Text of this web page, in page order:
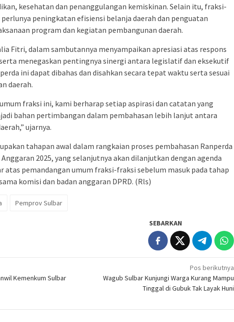
kesehatan dan penanggulangan kemiskinan. Selain itu, fraksi-
peningkatan efisiensi belanja daerah dan penguatan
program dan kegiatan pembangunan daerah.
Fitri, dalam sambutannya menyampaikan apresiasi atas respons
menegaskan pentingnya sinergi antara legislatif dan eksekutif
ini dapat dibahas dan disahkan secara tepat waktu serta sesuai
daerah.
fraksi ini, kami berharap setiap aspirasi dan catatan yang
bahan pertimbangan dalam pembahasan lebih lanjut antara
ujarnya.
tahapan awal dalam rangkaian proses pembahasan Ranperda
2025, yang selanjutnya akan dilanjutkan dengan agenda
atas pemandangan umum fraksi-fraksi sebelum masuk pada tahap
komisi dan badan anggaran DPRD. (Rls)
Pemprov Sulbar
SEBARKAN
Kemenkum Sulbar
Pos berikutnya
Wagub Sulbar Kunjungi Warga Kurang Mampu
Tinggal di Gubuk Tak Layak Huni